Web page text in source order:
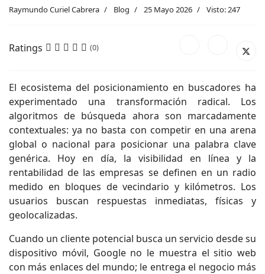
Raymundo Curiel Cabrera Blog 25 Mayo 2026 Visto: 247
Ratings (0)
El ecosistema del posicionamiento en buscadores ha
experimentado una transformación radical. Los
algoritmos de búsqueda ahora son marcadamente
contextuales: ya no basta con competir en una arena
global o nacional para posicionar una palabra clave
genérica. Hoy en día, la visibilidad en línea y la
rentabilidad de las empresas se definen en un radio
medido en bloques de vecindario y kilómetros. Los
usuarios buscan respuestas inmediatas, físicas y
geolocalizadas.
Cuando un cliente potencial busca un servicio desde su
dispositivo móvil, Google no le muestra el sitio web
con más enlaces del mundo; le entrega el negocio más